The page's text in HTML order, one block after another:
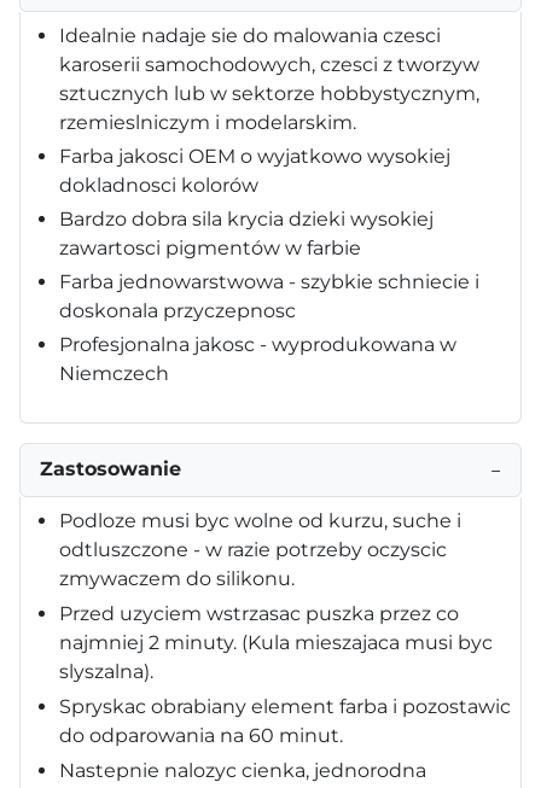
Idealnie nadaje sie do malowania czesci
karoserii samochodowych, czesci z tworzyw
sztucznych lub w sektorze hobbystycznym,
rzemieslniczym i modelarskim.
Farba jakosci OEM o wyjatkowo wysokiej
dokladnosci kolorów
Bardzo dobra sila krycia dzieki wysokiej
zawartosci pigmentów w farbie
Farba jednowarstwowa - szybkie schniecie i
doskonala przyczepnosc
Profesjonalna jakosc - wyprodukowana w
Niemczech
Zastosowanie −
Podloze musi byc wolne od kurzu, suche i
odtluszczone - w razie potrzeby oczyscic
zmywaczem do silikonu.
Przed uzyciem wstrzasac puszka przez co
najmniej 2 minuty. (Kula mieszajaca musi byc
slyszalna).
Spryskac obrabiany element farba i pozostawic
do odparowania na 60 minut.
Nastepnie nalozyc cienka, jednorodna